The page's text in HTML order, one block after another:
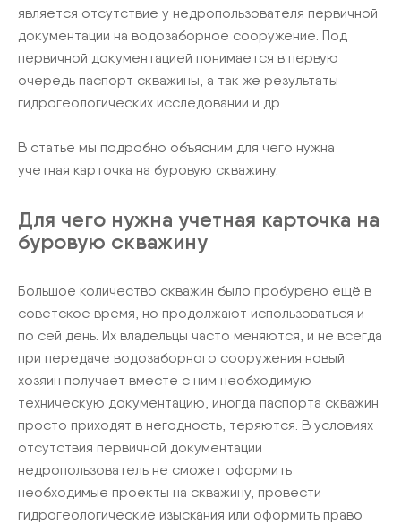
является отсутствие у недропользователя первичной
документации на водозаборное сооружение. Под
первичной документацией понимается в первую
очередь паспорт скважины, а так же результаты
гидрогеологических исследований и др.
В статье мы подробно объясним для чего нужна
учетная карточка на буровую скважину.
Для чего нужна учетная карточка на
буровую скважину
Большое количество скважин было пробурено ещё в
советское время, но продолжают использоваться и
по сей день. Их владельцы часто меняются, и не всегда
при передаче водозаборного сооружения новый
хозяин получает вместе с ним необходимую
техническую документацию, иногда паспорта скважин
просто приходят в негодность, теряются. В условиях
отсутствия первичной документации
недропользователь не сможет оформить
необходимые проекты на скважину, провести
гидрогеологические изыскания или оформить право